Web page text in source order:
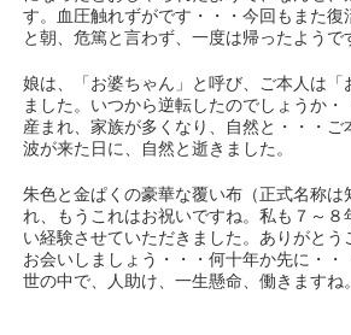
す。血圧触れずがです・・・今回もまた復
と朝、危篤と言わず、一度は帰ったようで
娘は、「お婆ちゃん」と呼び、ご本人は「
ました。いつから逆転したのでしょうか
産まれ、家族が多くなり、自然と・・・ご
波が来た日に、自然と逝きました。
朱色と金ぱくの豪華な覆い布（正式名称は
れ、もうこれはお祝いですね。私も７～８
い経験させていただきました。ありがとう
お会いしましょう・・・何十年か先に・
世の中で、人助け、一生懸命、働きますね